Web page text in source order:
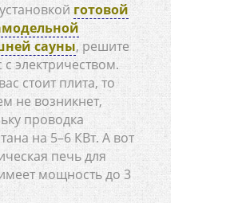
готовой
сауны, решите
с электричеством.
стоит плита, то
не возникнет,
проводка
на 5–6 КВт. А вот
печь для
мощность до 3